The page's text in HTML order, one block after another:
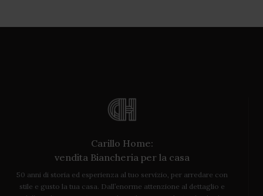
Carillo Home:
vendita Biancheria per la casa
50 anni di storia ed esperienza al tuo servizio, per arredare con
stile e gusto la tua casa. Dall’enorme attenzione al dettaglio e